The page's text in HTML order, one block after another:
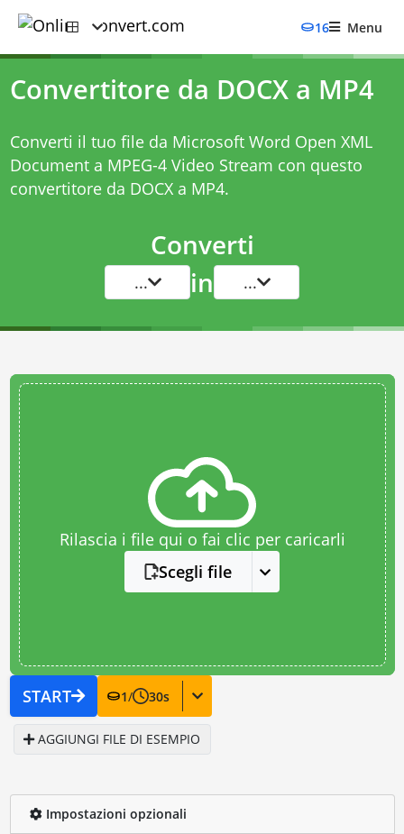
16 Menu
Convertitore da DOCX a MP4
Converti il tuo file da Microsoft Word Open XML
Document a MPEG-4 Video Stream con questo
convertitore da DOCX a MP4.
Converti
... in ...
Rilascia i file qui o fai clic per caricarli
Scegli file
START 1/ 30s
AGGIUNGI FILE DI ESEMPIO
Impostazioni opzionali